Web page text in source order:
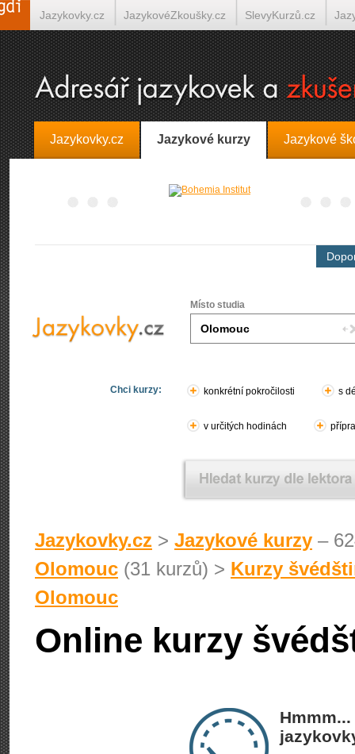
Jazykovky.cz Jazykové kurzy Jazykové
Místo studia
Chci kurzy: konkrétní pokročilosti s
v určitých hodinách
Jazykovky.cz > Jazykové kurzy –
Olomouc (31 kurzů) > Kurzy
Olomouc
Online kurzy
Jazykovky.cz JazykovéZkoušky.cz SlevyKurzů.cz
Španělština on-line Italština on-line Tlumočení-